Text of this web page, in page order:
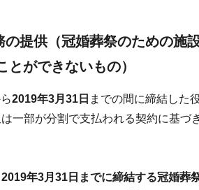
の提供（冠婚葬祭のための施
とができないもの）
2019年3月31日 までの間に締結した
一部が分割で支払われる契約に基
年3月31日までに締結する冠婚葬